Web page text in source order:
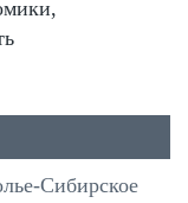
Сибирское